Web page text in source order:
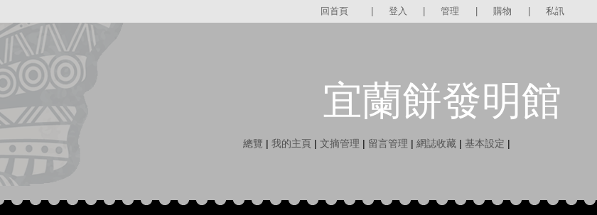
回首頁 登入 管理 購物 私訊
宜蘭餅發明館
總覽 | 我的主頁 | 文摘管理 | 留言管理 | 網誌收藏 | 基本設定 |